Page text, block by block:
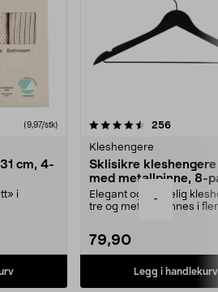
-
(9,97/stk)
cm, 4-
i
256
Kleshengere
Sklisikre
med metallpinne, 8-
Elegant og skikkelig
tre og metall – finnes i
79,90
Legg i handlekurv
4.5av 5 stjerner